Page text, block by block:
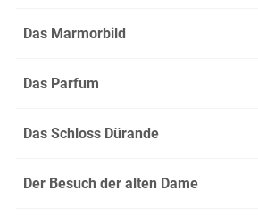
Das Marmorbild
Das Parfum
Das Schloss Dürande
Der Besuch der alten Dame